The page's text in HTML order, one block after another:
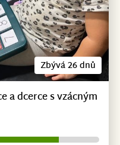
Zbývá 26 dnů
a dcerce s vzácným